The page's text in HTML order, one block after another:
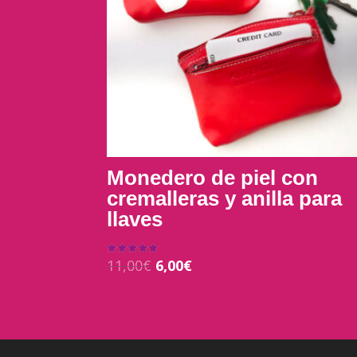
Monedero de piel con
cremalleras y anilla para
llaves
Valorado con
5.00
11,00€ 6,00€